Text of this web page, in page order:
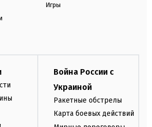
Игры
Война России с
Украиной
Ракетные обстрелы
Карта боевых действий